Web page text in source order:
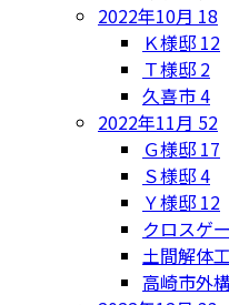
2022年10月 18
Ｋ様邸 12
Ｔ様邸 2
久喜市4
2022年11月 52
Ｇ様邸 17
Ｓ様邸4
Ｙ様邸 12
クロスゲ
土間解体
高崎市外